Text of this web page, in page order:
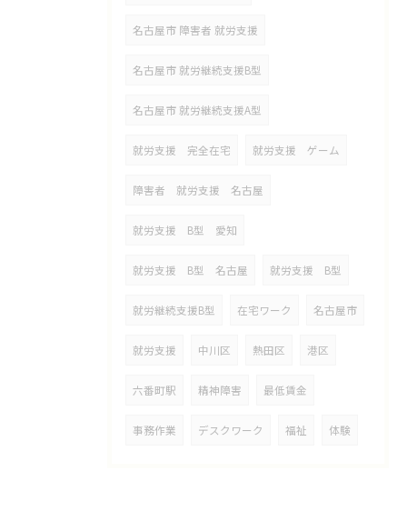
名古屋市 障害者 就労支援
名古屋市 就労継続支援B型
名古屋市 就労継続支援A型
就労支援 完全在宅 就労支援 ゲーム
障害者 就労支援 名古屋
就労支援 B型 愛知
就労支援 B型 名古屋 就労支援 B型
就労継続支援B型 在宅ワーク 名古屋市
就労支援 中川区 熱田区 港区
六番町駅 精神障害 最低賃金
事務作業 デスクワーク 福祉 体験